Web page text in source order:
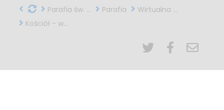
Parafia św. Jadwigi w Krakowie Parafia
Wirtualna podróż
Kościół - widok z nawy bocznej